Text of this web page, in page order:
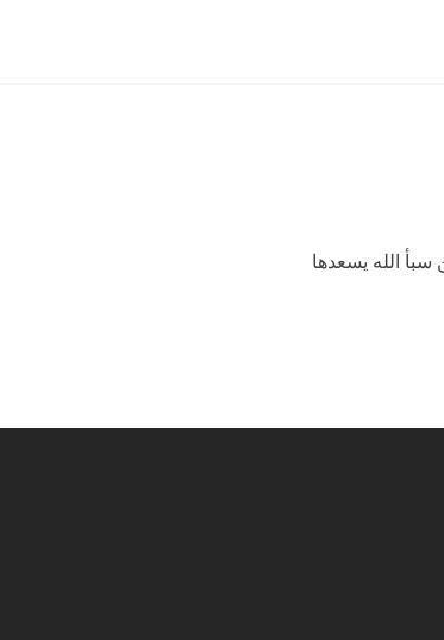
سبأ الله يسعدها